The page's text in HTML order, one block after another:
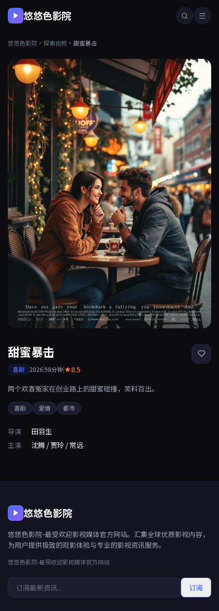
悠悠色影院
悠悠色影院 探索视频 甜蜜暴击
甜蜜暴击
喜剧 2026|98分钟|
8.5
两个欢喜冤家在创业路上的甜蜜碰撞，笑料百出。
喜剧 爱情 都市
导演
田羽生
主演
沈腾 / 贾玲 / 常远
悠悠色影院
悠悠色影院-最受欢迎影视媒体官方网站。汇集全球优质影视内容，
为用户提供极致的观影体验与专业的影视资讯服务。
悠悠色影院-最受欢迎影视媒体官方网站
订阅